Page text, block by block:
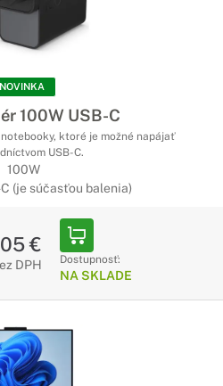
NOVINKA
100W USB-C
ktoré je možné napájať
USB-C.
100W
(je súčasťou balenia)
€
DPH Dostupnosť:
NA SKLADE